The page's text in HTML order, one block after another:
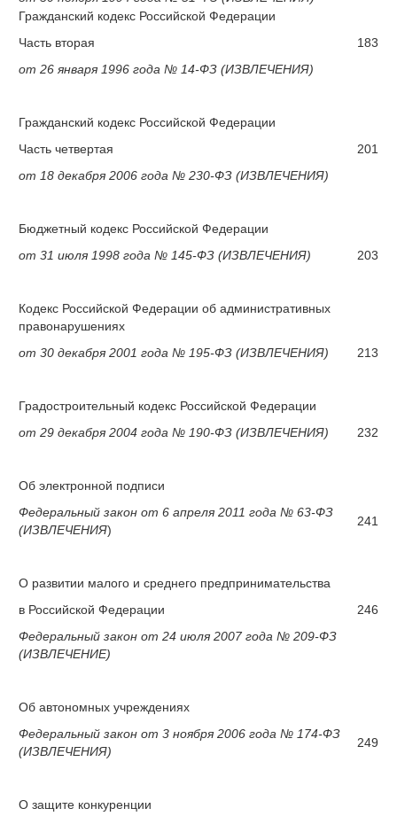
Гражданский кодекс Российской Федерации
Часть вторая
183
от 26 января 1996 года № 14-ФЗ (ИЗВЛЕЧЕНИЯ)
Гражданский кодекс Российской Федерации
Часть четвертая
201
от 18 декабря 2006 года № 230-ФЗ (ИЗВЛЕЧЕНИЯ)
Бюджетный кодекс Российской Федерации
от 31 июля 1998 года № 145-ФЗ (ИЗВЛЕЧЕНИЯ)
203
Кодекс Российской Федерации об административных
правонарушениях
от 30 декабря 2001 года № 195-ФЗ (ИЗВЛЕЧЕНИЯ)
213
Градостроительный кодекс Российской Федерации
от 29 декабря 2004 года № 190-ФЗ (ИЗВЛЕЧЕНИЯ)
232
Об электронной подписи
Федеральный закон от 6 апреля 2011 года № 63-ФЗ
(ИЗВЛЕЧЕНИЯ)
241
О развитии малого и среднего предпринимательства
в Российской Федерации
246
Федеральный закон от 24 июля 2007 года № 209-ФЗ
(ИЗВЛЕЧЕНИЕ)
Об автономных учреждениях
Федеральный закон от 3 ноября 2006 года № 174-ФЗ
(ИЗВЛЕЧЕНИЯ)
249
О защите конкуренции